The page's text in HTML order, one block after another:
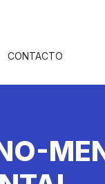
CONTACTO